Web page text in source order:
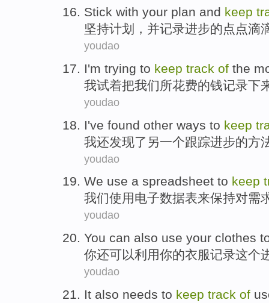
Stick with your plan and keep
坚持计划 ， 并记录进步的点点滴
youdao
I'm trying to keep track of the
我试着把我们所花费的钱记录下
youdao
I've found other ways to keep
我还发现了 另一个跟踪进步的方
youdao
We use a spreadsheet to keep
我们使用电子数据表来保持对需
youdao
You can also use your clothes
你还可以利用你的衣服记录这个
youdao
It also needs to keep track of